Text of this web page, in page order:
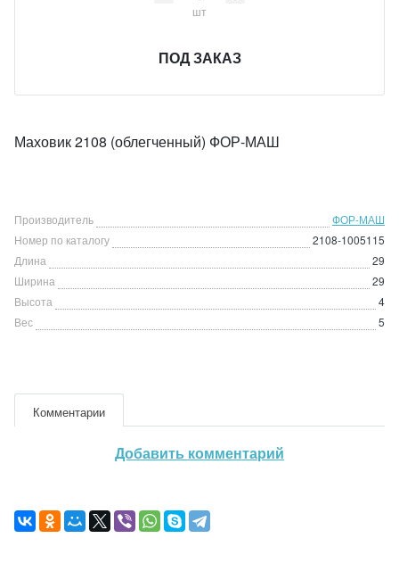
шт
ПОД ЗАКАЗ
Маховик 2108 (облегченный) ФОР-МАШ
Производитель
ФОР-МАШ
Номер по каталогу
2108-1005115
Длина
29
Ширина
29
Высота
4
Вес
5
Комментарии
Добавить комментарий